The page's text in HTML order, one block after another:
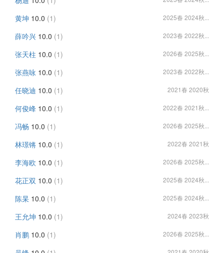
黄坤 10.0 (1) 2025春 2024秋...
薛吟兴 10.0 (1) 2023春 2022秋...
张天柱 10.0 (1) 2026春 2025秋...
张燕咏 10.0 (1) 2023春 2022秋...
任晓迪 10.0 (1) 2021春 2020秋
何俊峰 10.0 (1) 2022春 2021秋...
冯畅 10.0 (1) 2026春 2025秋...
林璟锵 10.0 (1) 2022春 2021秋
李海欧 10.0 (1) 2026春 2025秋...
花正双 10.0 (1) 2025春 2024秋...
陈杲 10.0 (1) 2025春 2024秋...
王允坤 10.0 (1) 2024春 2023秋
肖鹏 10.0 (1) 2026春 2025秋...